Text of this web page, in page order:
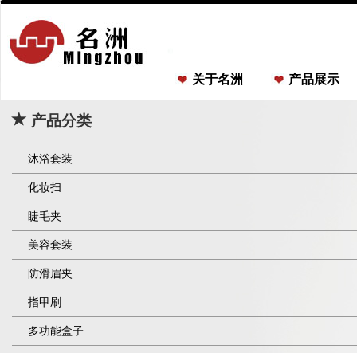
关于名洲 产品展示
产品分类
沐浴套装
化妆扫
睫毛夹
美容套装
防滑眉夹
指甲刷
多功能盒子